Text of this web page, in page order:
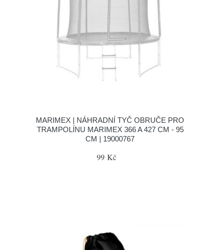
MARIMEX | NÁHRADNÍ TYČ OBRUČE PRO
TRAMPOLÍNU MARIMEX 366 A 427 CM - 95
CM | 19000767
99 Kč